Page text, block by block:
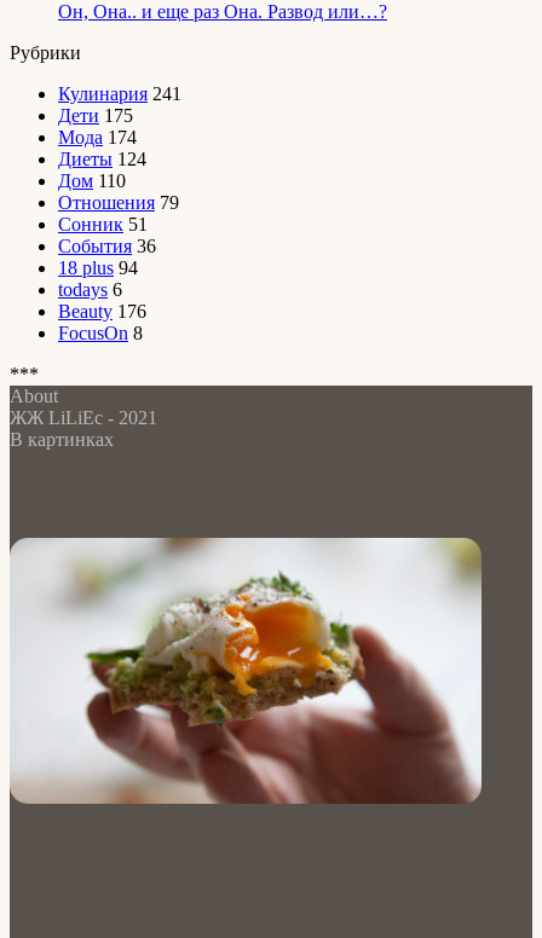
Он, Она.. и еще раз Она. Развод или…?
Рубрики
Кулинария 241
Дети 175
Мода 174
Диеты 124
Дом 110
Отношения 79
Сонник 51
События 36
18 plus 94
todays 6
Beauty 176
FocusOn 8
***
About
ЖЖ LiLiEc - 2021
В картинках